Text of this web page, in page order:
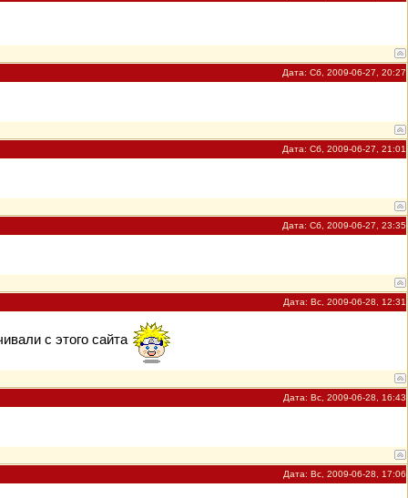
Дата: Сб, 2009-06-27, 20:27
Дата: Сб, 2009-06-27, 21:01
Дата: Сб, 2009-06-27, 23:35
Дата: Вс, 2009-06-28, 12:31
с этого сайта
Дата: Вс, 2009-06-28, 16:43
Дата: Вс, 2009-06-28, 17:06